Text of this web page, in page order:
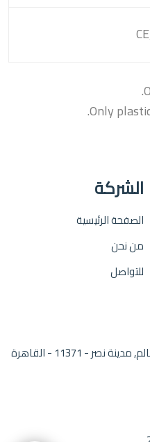
Only
الشركة
الصفحة الرئيسية
من نحن
للتواصل
5 عمارات العبور, صلاح سالم, مدينة نصر - 11371 - القاهرة